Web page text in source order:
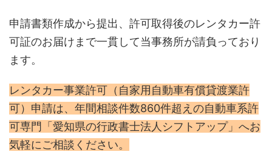
申請書類作成から提出、許可取得後のレンタカー許
可証のお届けまで一貫して当事務所が請負っており
ます。
レンタカー事業許可（自家用自動車有償貸渡業許
可）申請は、年間相談件数860件超えの自動車系許
可専門「愛知県の行政書士法人シフトアップ」へお
気軽にご相談ください。